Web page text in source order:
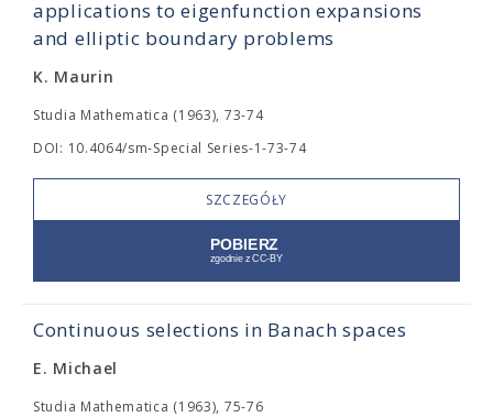
applications to eigenfunction expansions
and elliptic boundary problems
K. Maurin
Studia Mathematica (1963), 73-74
DOI: 10.4064/sm-Special Series-1-73-74
SZCZEGÓŁY
Continuous selections in Banach spaces
E. Michael
Studia Mathematica (1963), 75-76